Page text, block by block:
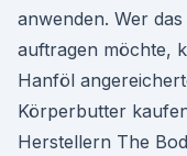
anwenden. Wer
auftragen möchte,
Hanföl
Körperbutter
Herstellern The